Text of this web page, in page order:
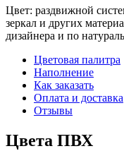
Цвет: раздвижной
зеркал и других
дизайнера и по
Цветовая палитра
Наполнение
Как заказать
Оплата и доставка
Отзывы
Цвета ПВХ